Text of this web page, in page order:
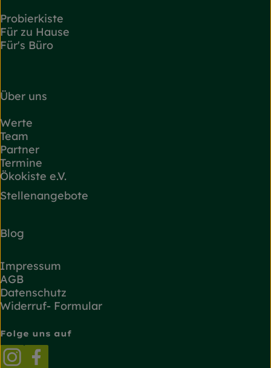
Probierkiste
Für zu Hause
Für's Büro
Über uns
Werte
Team
Partner
Termine
Ökokiste e.V.
Stellenangebote
Blog
Impressum
AGB
Datenschutz
Widerruf- Formular
Folge uns auf
Externer Link zu https://